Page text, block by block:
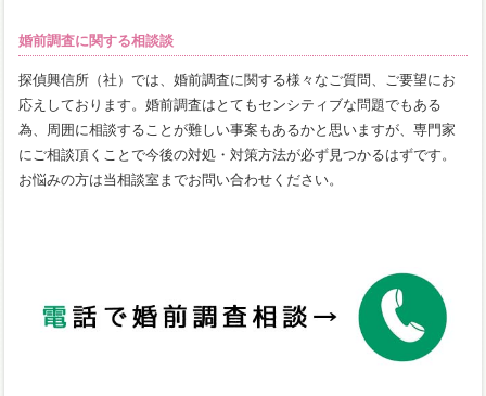
婚前調査に関する相談談
探偵興信所（社）では、婚前調査に関する様々なご質問、ご要望にお
応えしております。婚前調査はとてもセンシティブな問題でもある
為、周囲に相談することが難しい事案もあるかと思いますが、専門家
にご相談頂くことで今後の対処・対策方法が必ず見つかるはずです。
お悩みの方は当相談室までお問い合わせください。